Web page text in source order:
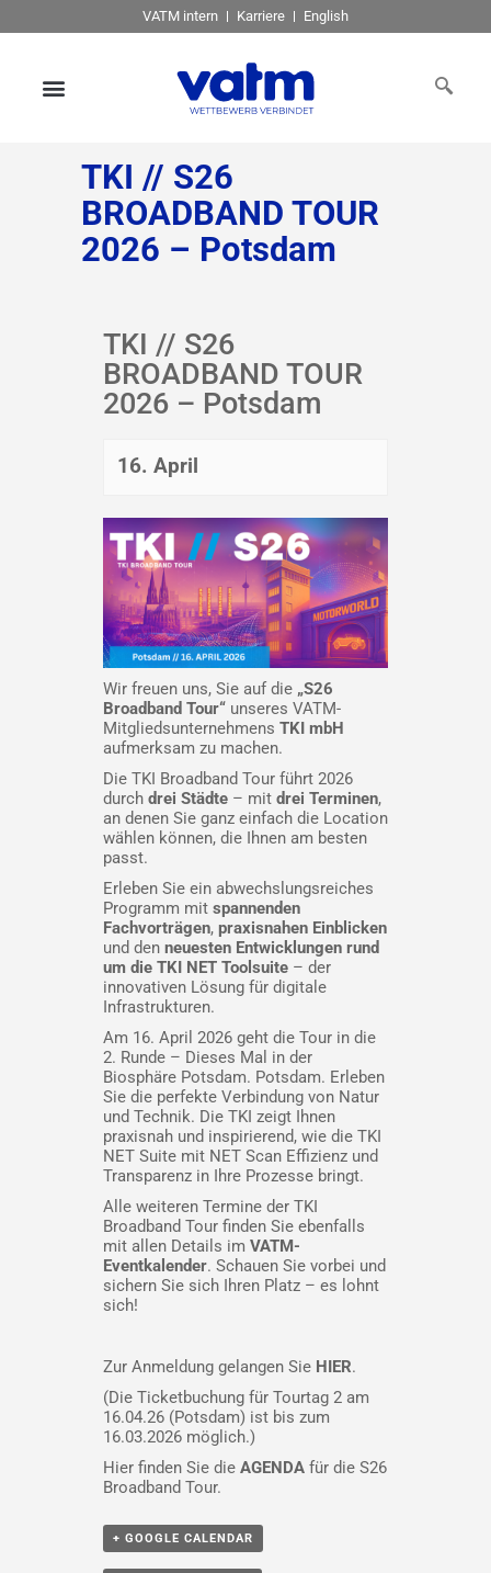
VATM intern Karriere English
TKI // S26
BROADBAND TOUR
2026 – Potsdam
TKI // S26
BROADBAND TOUR
2026 – Potsdam
16. April
Wir freuen uns, Sie auf die „S26
Broadband Tour“ unseres VATM-
Mitgliedsunternehmens TKI mbH
aufmerksam zu machen.
Die TKI Broadband Tour führt 2026
durch drei Städte – mit drei Terminen,
an denen Sie ganz einfach die Location
wählen können, die Ihnen am besten
passt.
Erleben Sie ein abwechslungsreiches
Programm mit spannenden
Fachvorträgen, praxisnahen Einblicken
und den neuesten Entwicklungen rund
um die TKI NET Toolsuite – der
innovativen Lösung für digitale
Infrastrukturen.
Am 16. April 2026 geht die Tour in die
2. Runde – Dieses Mal in der
Biosphäre Potsdam. Potsdam. Erleben
Sie die perfekte Verbindung von Natur
und Technik. Die TKI zeigt Ihnen
praxisnah und inspirierend, wie die TKI
NET Suite mit NET Scan Effizienz und
Transparenz in Ihre Prozesse bringt.
Alle weiteren Termine der TKI
Broadband Tour finden Sie ebenfalls
mit allen Details im VATM-
Eventkalender. Schauen Sie vorbei und
sichern Sie sich Ihren Platz – es lohnt
sich!
Zur Anmeldung gelangen Sie HIER.
(Die Ticketbuchung für Tourtag 2 am
16.04.26 (Potsdam) ist bis zum
16.03.2026 möglich.)
Hier finden Sie die AGENDA für die S26
Broadband Tour.
+ GOOGLE CALENDAR